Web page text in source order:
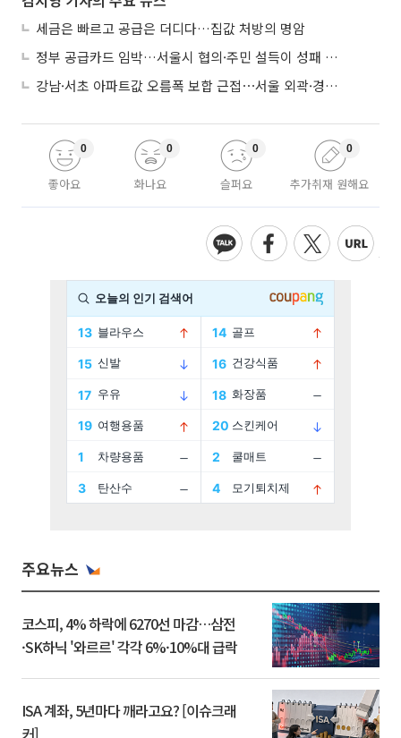
세금은 빠르고 공급은 더디다…집값 처방의 명암
정부 공급카드 임박…서울시 협의·주민 설득이 성패 가른다
강남·서초 아파트값 오름폭 보합 근접⋯서울 외곽·경기 남부 중심 매수세
좋아요
0
화나요
0
슬퍼요
0
추가취재 원해요
0
주요뉴스
코스피, 4% 하락에 6270선 마감…삼전
·SK하닉 '와르르' 각각 6%·10%대 급락
ISA 계좌, 5년마다 깨라고요? [이슈크래